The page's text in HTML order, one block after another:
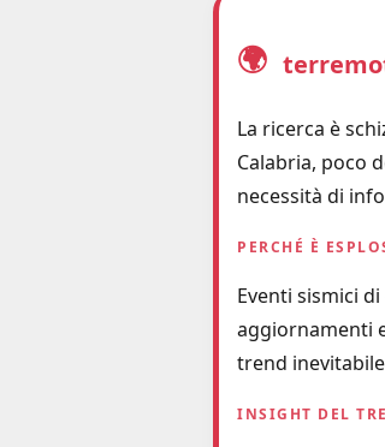
🌍
La ricerca è
Calabria, poco
necessità di
PERCHÉ È
Eventi sismici
aggiornamenti
trend
INSIGHT DEL